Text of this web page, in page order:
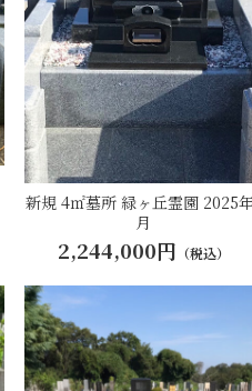
新規 4㎡墓所 緑ヶ丘霊園 2025
月
2,244,000円 （税込）